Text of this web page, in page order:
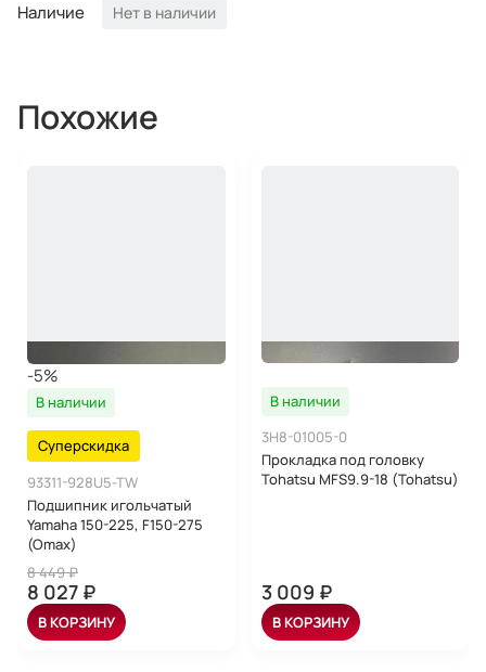
Наличие Нет в наличии
Похожие
-5%
В наличии
Суперскидка
93311-928U5-TW
Подшипник игольчатый
Yamaha 150-225, F150-275
(Omax)
8 449 ₽
8 027 ₽
В КОРЗИНУ
В наличии
3H8-01005-0
Прокладка под головку
Tohatsu MFS9.9-18 (Tohatsu)
3 009 ₽
В КОРЗИНУ